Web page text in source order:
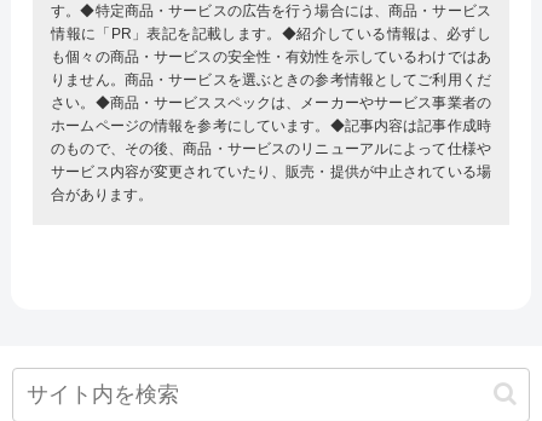
す。◆特定商品・サービスの広告を行う場合には、商品・サービス
情報に「PR」表記を記載します。◆紹介している情報は、必ずし
も個々の商品・サービスの安全性・有効性を示しているわけではあ
りません。商品・サービスを選ぶときの参考情報としてご利用くだ
さい。◆商品・サービススペックは、メーカーやサービス事業者の
ホームページの情報を参考にしています。◆記事内容は記事作成時
のもので、その後、商品・サービスのリニューアルによって仕様や
サービス内容が変更されていたり、販売・提供が中止されている場
合があります。